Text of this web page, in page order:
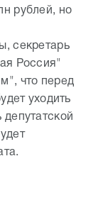
рублей, но
секретарь
Россия"
что перед
уходить